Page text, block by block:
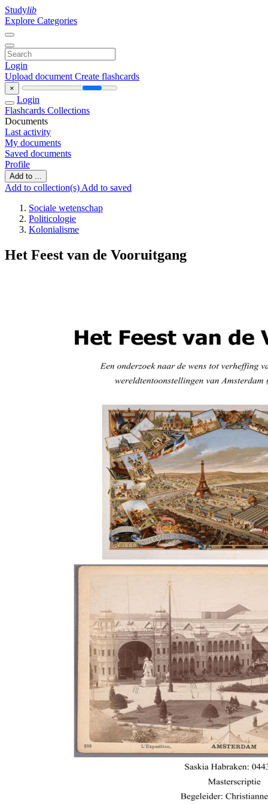
Studylib
Explore Categories
Login
Upload document Create flashcards
×
Login
Flashcards Collections
Documents
Last activity
My documents
Saved documents
Profile
Add to ...
Add to collection(s) Add to saved
Sociale wetenschap
Politicologie
Kolonialisme
Het Feest van de Vooruitgang